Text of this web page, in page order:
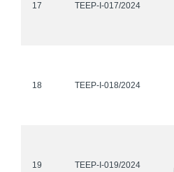
17 TEEP-I-017/2024
18 TEEP-I-018/2024
19 TEEP-I-019/2024